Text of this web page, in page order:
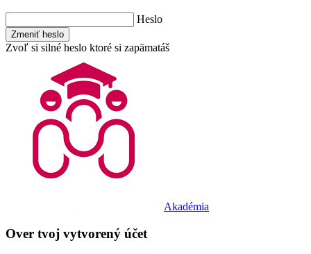
Heslo
Zmeniť heslo
Zvoľ si silné heslo ktoré si zapämatáš
Akadémia
Over tvoj vytvorený účet